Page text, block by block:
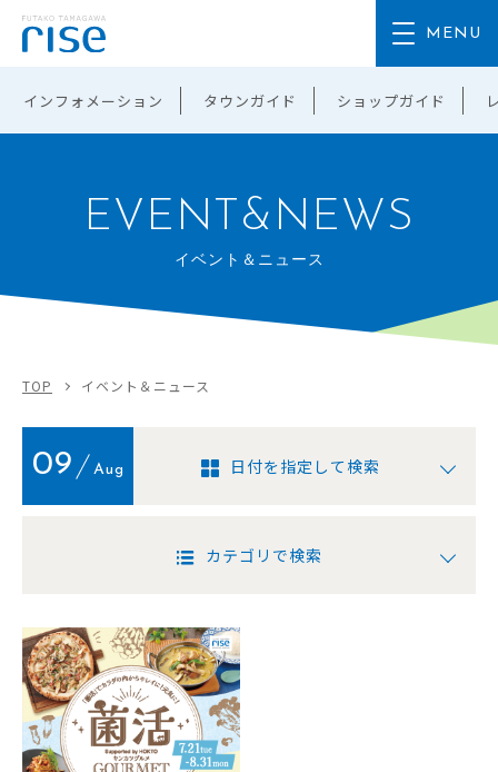
インフォメーション タウンガイド ショップガイド
EVENT&NEWS
イベント＆ニュース
TOP イベント＆ニュース
09 Aug 日付を指定して検索
カテゴリで検索